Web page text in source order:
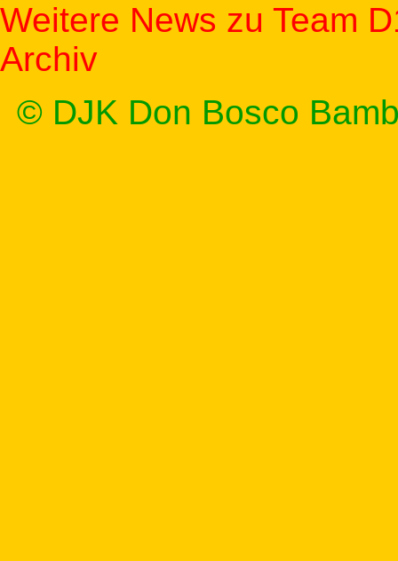
Weitere News zu Team
Archiv
© DJK Don Bosco